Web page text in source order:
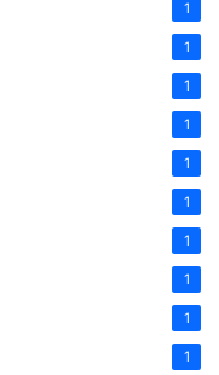
1
1
1
1
1
1
1
1
1
1